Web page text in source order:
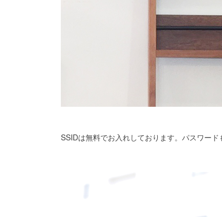
SSIDは無料でお入れしております。パスワー